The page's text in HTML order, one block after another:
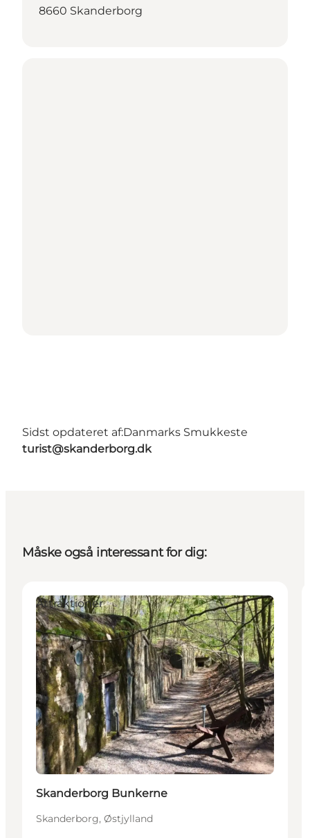
8660 Skanderborg
Sidst opdateret af:Danmarks Smukkeste
turist@skanderborg.dk
Måske også interessant for dig:
Attraktioner
Skanderborg Bunkerne
Skanderborg, Østjylland